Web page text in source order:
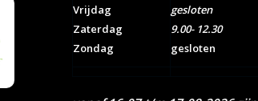
Vrijdag
Zaterdag
Zondag
gesloten
9.00- 12.30
gesloten